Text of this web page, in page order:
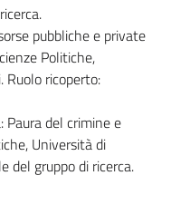
pubbliche e private
Politiche,
Ruolo ricoperto:
del crimine e
Università di
del gruppo di ricerca.